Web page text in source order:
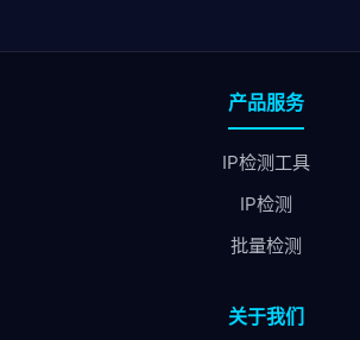
产品服务
IP检测工具
IP检测
批量检测
关于我们